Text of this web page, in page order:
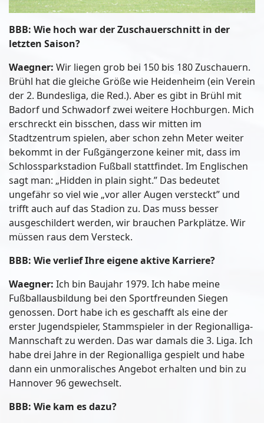
BBB: Wie hoch war der Zuschauerschnitt in der
letzten Saison?
Waegner: Wir liegen grob bei 150 bis 180 Zuschauern.
Brühl hat die gleiche Größe wie Heidenheim (ein Verein
der 2. Bundesliga, die Red.). Aber es gibt in Brühl mit
Badorf und Schwadorf zwei weitere Hochburgen. Mich
erschreckt ein bisschen, dass wir mitten im
Stadtzentrum spielen, aber schon zehn Meter weiter
bekommt in der Fußgängerzone keiner mit, dass im
Schlossparkstadion Fußball stattfindet. Im Englischen
sagt man: „Hidden in plain sight.” Das bedeutet
ungefähr so viel wie „vor aller Augen versteckt” und
trifft auch auf das Stadion zu. Das muss besser
ausgeschildert werden, wir brauchen Parkplätze. Wir
müssen raus dem Versteck.
BBB: Wie verlief Ihre eigene aktive Karriere?
Waegner: Ich bin Baujahr 1979. Ich habe meine
Fußballausbildung bei den Sportfreunden Siegen
genossen. Dort habe ich es geschafft als eine der
erster Jugendspieler, Stammspieler in der Regionalliga-
Mannschaft zu werden. Das war damals die 3. Liga. Ich
habe drei Jahre in der Regionalliga gespielt und habe
dann ein unmoralisches Angebot erhalten und bin zu
Hannover 96 gewechselt.
BBB: Wie kam es dazu?